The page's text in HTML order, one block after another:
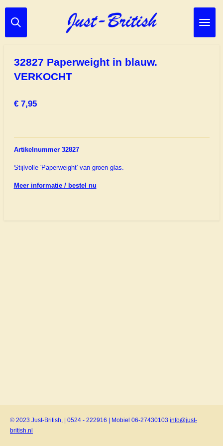
Ga
direct
32827 Paperweight in blauw.
VERKOCHT
€ 7,95
Artikelnummer 32827
Stijlvolle 'Paperweight' van groen glas.
Meer informatie / bestel nu
© 2023 Just-British, | 0524 - 222916 | Mobiel 06-27430103 info@just-
british.nl